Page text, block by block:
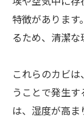
特徴がありま
るため、清潔な
これらのカビ
うことで発生
は、湿度が高